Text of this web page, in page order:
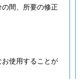
間、所要の修正
使用することが